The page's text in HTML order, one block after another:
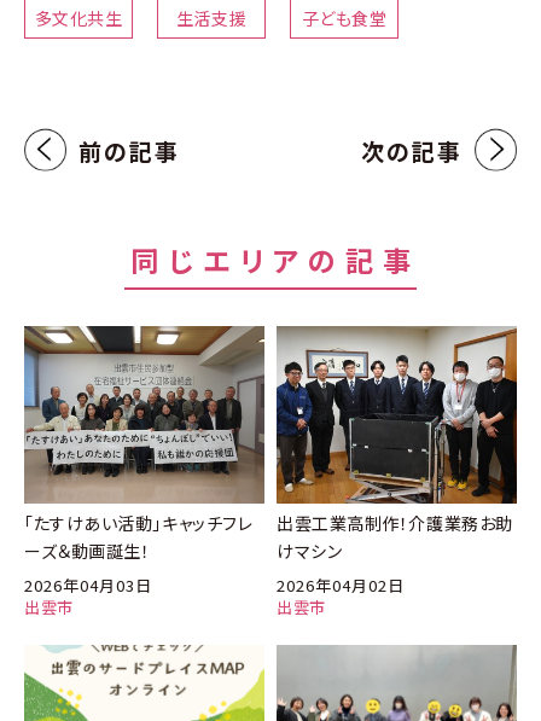
多文化共生 生活支援 子ども食堂
前の記事 次の記事
同じエリアの記事
出雲市
2026年04月03日
「たすけあい活動」キャッチフレ
ーズ＆動画誕生！
出雲市
2026年04月02日
出雲工業高制作！介護業務お助
けマシン